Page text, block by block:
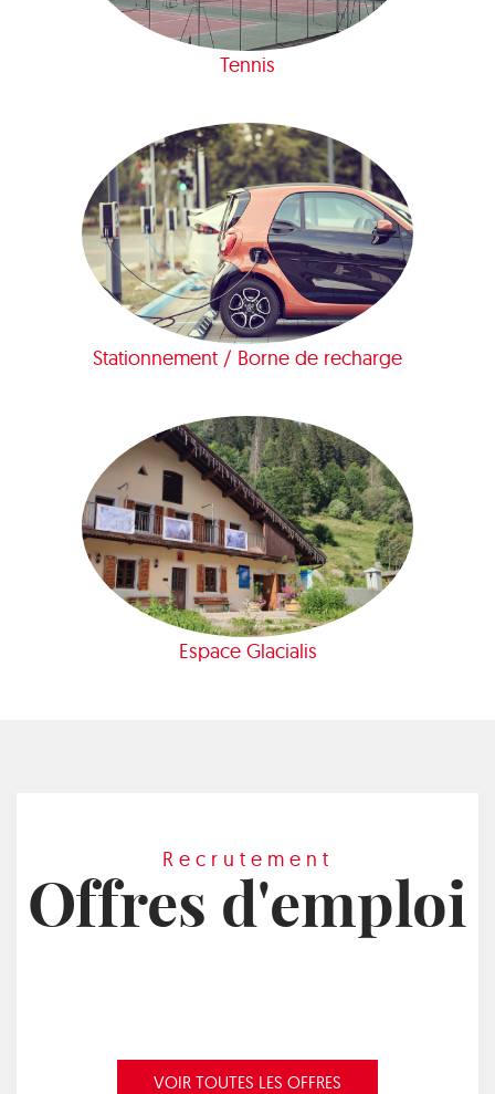
Tennis
Stationnement / Borne de recharge
Espace Glacialis
Recrutement
Offres d'emploi
VOIR TOUTES LES OFFRES